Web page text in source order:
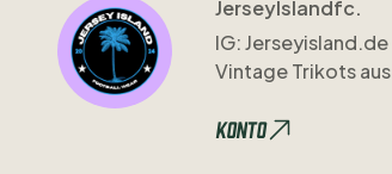
JerseyIslandfc.
IG:Jerseyisland.de
VintageTrikotsaus
Konto